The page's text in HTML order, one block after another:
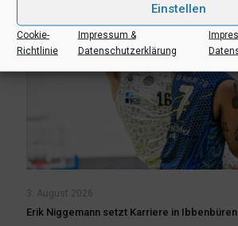
Einstellen
Cookie-
Richtlinie
Impressum &
Datenschutzerklärung
3. August 2026
Erik Niggemann setzt Karriere in